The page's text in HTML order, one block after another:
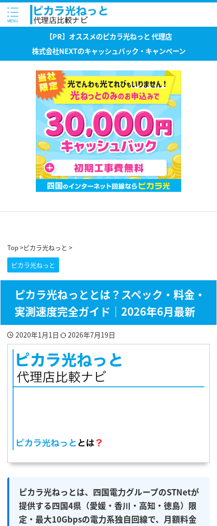
【PR】オススメのピカラ光ねっと 代理店
株式会社NEXTのキャッシュバック・キャンペーン
Top>ピカラ光ねっと >
ピカラ光ねっと
ピカラ光ねっととは？スペック・料金・
実測速度完全ガイド｜2026年6月最新
2020年1月1日 2026年7月19日
ピカラ光ねっとは、四国電力グループのSTNetが
提供する四国4県（愛媛・香川・高知・徳島）限
定・最大10Gbpsの電力系独自回線で、月額料金